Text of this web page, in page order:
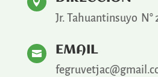

Jr. Tahuantinsuyo N°
 EMAIL